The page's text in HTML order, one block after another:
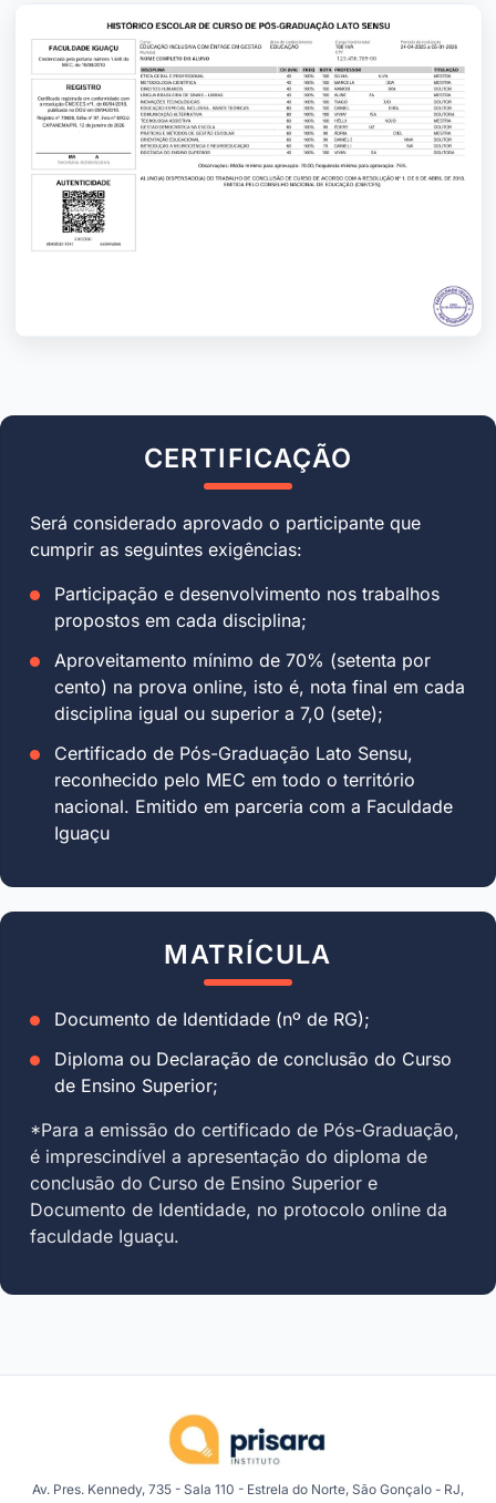
CERTIFICAÇÃO
Será considerado aprovado o participante que
cumprir as seguintes exigências:
Participação e desenvolvimento nos trabalhos
propostos em cada disciplina;
Aproveitamento mínimo de 70% (setenta por
cento) na prova online, isto é, nota final em cada
disciplina igual ou superior a 7,0 (sete);
Certificado de Pós-Graduação Lato Sensu,
reconhecido pelo MEC em todo o território
nacional. Emitido em parceria com a Faculdade
Iguaçu
MATRÍCULA
Documento de Identidade (nº de RG);
Diploma ou Declaração de conclusão do Curso
de Ensino Superior;
*Para a emissão do certificado de Pós-Graduação,
é imprescindível a apresentação do diploma de
conclusão do Curso de Ensino Superior e
Documento de Identidade, no protocolo online da
faculdade Iguaçu.
Av. Pres. Kennedy, 735 - Sala 110 - Estrela do Norte, São Gonçalo - RJ,